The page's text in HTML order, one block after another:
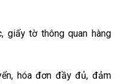
giấy tờ thông quan hàng
hóa đơn đầy đủ, đảm